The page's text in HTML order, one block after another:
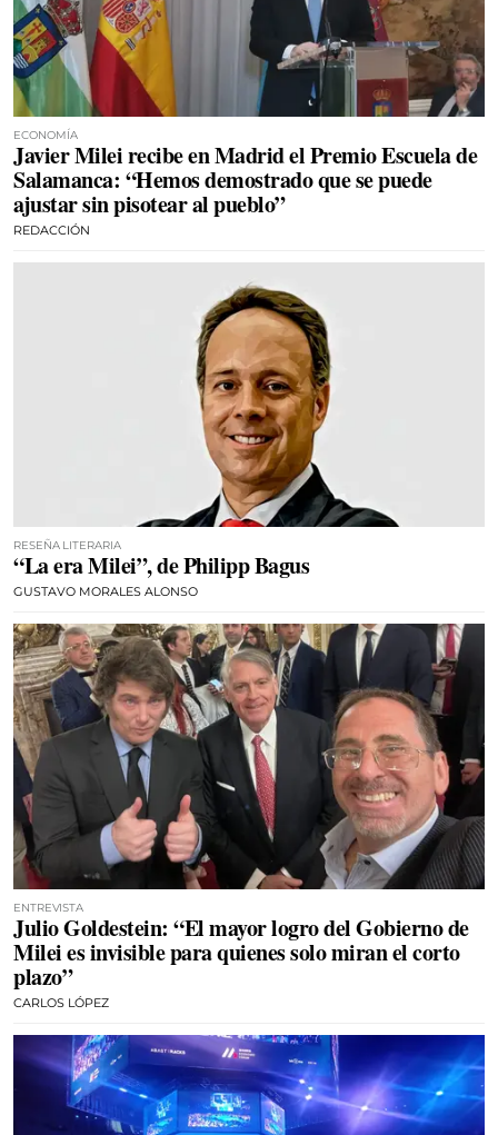
ECONOMÍA
Javier Milei recibe en Madrid el Premio Escuela de
Salamanca: “Hemos demostrado que se puede
ajustar sin pisotear al pueblo”
REDACCIÓN
RESEÑA LITERARIA
“La era Milei”, de Philipp Bagus
GUSTAVO MORALES ALONSO
ENTREVISTA
Julio Goldestein: “El mayor logro del Gobierno de
Milei es invisible para quienes solo miran el corto
plazo”
CARLOS LÓPEZ